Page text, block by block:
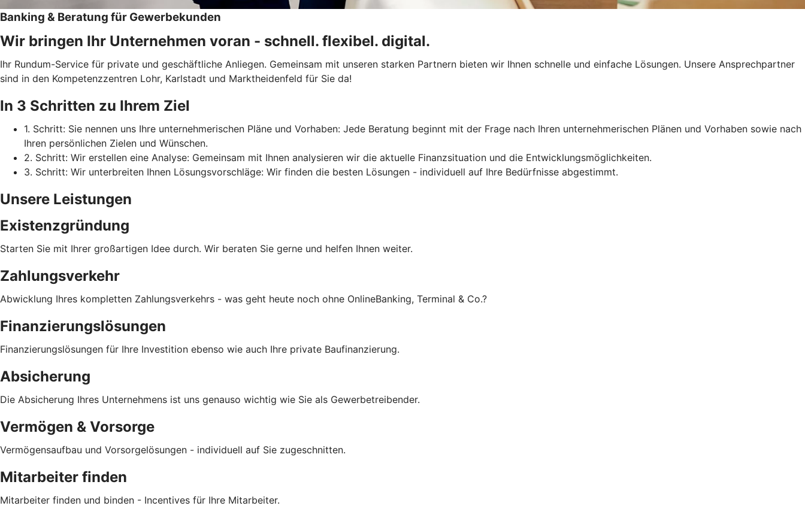
Banking & Beratung für Gewerbekunden
Wir bringen Ihr Unternehmen voran - schnell. flexibel. digital.
Ihr Rundum-Service für private und geschäftliche Anliegen. Gemeinsam mit unseren starken Partnern bieten wir Ihnen schnelle und einfache Lösungen. Unsere Ansprechpartner
sind in den Kompetenzzentren Lohr, Karlstadt und Marktheidenfeld für Sie da!
In 3 Schritten zu Ihrem Ziel
1. Schritt: Sie nennen uns Ihre unternehmerischen Pläne und Vorhaben: Jede Beratung beginnt mit der Frage nach Ihren unternehmerischen Plänen und Vorhaben sowie nach
Ihren persönlichen Zielen und Wünschen.
2. Schritt: Wir erstellen eine Analyse: Gemeinsam mit Ihnen analysieren wir die aktuelle Finanzsituation und die Entwicklungsmöglichkeiten.
3. Schritt: Wir unterbreiten Ihnen Lösungsvorschläge: Wir finden die besten Lösungen - individuell auf Ihre Bedürfnisse abgestimmt.
Unsere Leistungen
Existenzgründung
Starten Sie mit Ihrer großartigen Idee durch. Wir beraten Sie gerne und helfen Ihnen weiter.
Zahlungsverkehr
Abwicklung Ihres kompletten Zahlungsverkehrs - was geht heute noch ohne OnlineBanking, Terminal & Co.?
Finanzierungslösungen
Finanzierungslösungen für Ihre Investition ebenso wie auch Ihre private Baufinanzierung.
Absicherung
Die Absicherung Ihres Unternehmens ist uns genauso wichtig wie Sie als Gewerbetreibender.
Vermögen & Vorsorge
Vermögensaufbau und Vorsorgelösungen - individuell auf Sie zugeschnitten.
Mitarbeiter finden
Mitarbeiter finden und binden - Incentives für Ihre Mitarbeiter.